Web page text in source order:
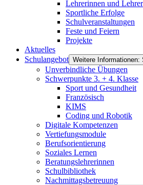
Lehrerinnen und Lehrer
Sportliche Erfolge
Schulveranstaltungen
Feste und Feiern
Projekte
Aktuelles
Schulangebot Weitere Informationen:
Unverbindliche Übungen
Schwerpunkte 3. + 4. Klasse
Sport und Gesundheit
Französisch
KIMS
Coding und Robotik
Digitale Kompetenzen
Vertiefungsmodule
Berufsorientierung
Soziales Lernen
Beratungslehrerinnen
Schulbibliothek
Nachmittagsbetreuung